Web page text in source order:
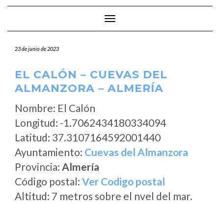
Cambiar modo de navegación
23 de junio de 2023
EL CALÓN – CUEVAS DEL
ALMANZORA – ALMERÍA
Nombre: El Calón
Longitud: -1.7062434180334094
Latitud: 37.3107164592001440
Ayuntamiento: Cuevas del Almanzora
Provincia: Almería
Código postal: Ver Codigo postal
Altitud: 7 metros sobre el nvel del mar.